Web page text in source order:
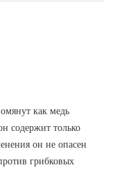
как медь
содержит только
он не опасен
грибковых